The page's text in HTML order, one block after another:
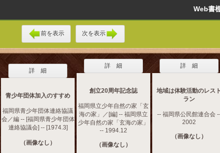
Web
前を表示 次を表示
詳 細
青少年団体加入のすすめ
福岡県青少年団体連絡協議
会／編 -- [福岡県青少年団体
連絡協議会] -- [1974.3]
（画像なし）
詳 細
創立20周年記念誌
福岡県立少年自然の家「玄
海の家」／[編] -- 福岡県立
少年自然の家「玄海の家」
-- 1994.12
（画像なし）
詳 細
地域は体験活動のレス
ラン
-- 福岡県公民館連合会
2002
（画像なし）